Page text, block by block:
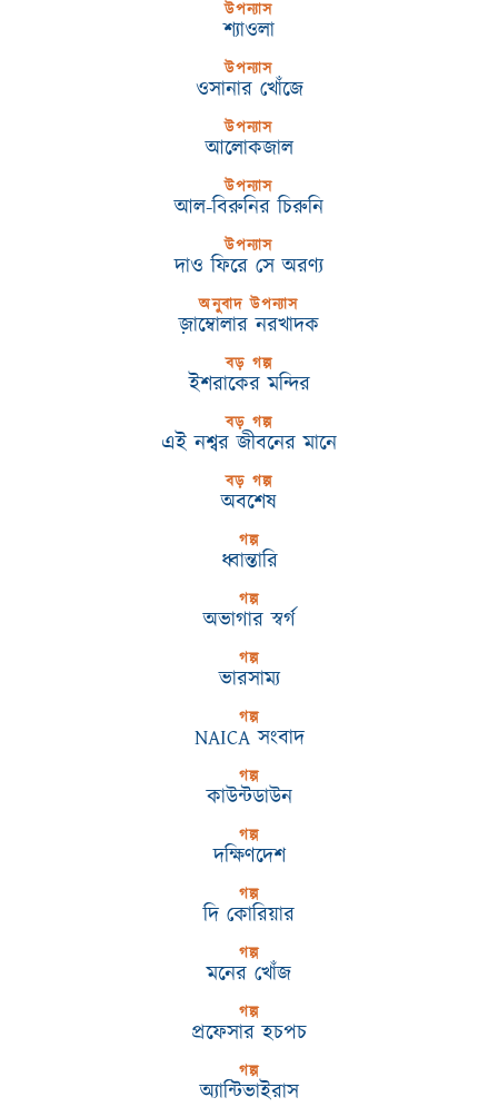
উপন্যাস
শ্যাওলা
উপন্যাস
ওসানার খোঁজে
উপন্যাস
আলোকজাল
উপন্যাস
আল-বিরুনির চিরুনি
উপন্যাস
দাও ফিরে সে অরণ্য
অনুবাদ উপন্যাস
জ়াম্বোলার নরখাদক
বড় গল্প
ইশরাকের মন্দির
বড় গল্প
এই নশ্বর জীবনের মানে
বড় গল্প
অবশেষ
গল্প
ধ্বান্তারি
গল্প
অভাগার স্বর্গ
গল্প
ভারসাম্য
গল্প
NAICA সংবাদ
গল্প
কাউন্টডাউন
গল্প
দক্ষিণদেশ
গল্প
দি কোরিয়ার
গল্প
মনের খোঁজ
গল্প
প্রফেসার হচপচ
গল্প
অ্যান্টিভাইরাস